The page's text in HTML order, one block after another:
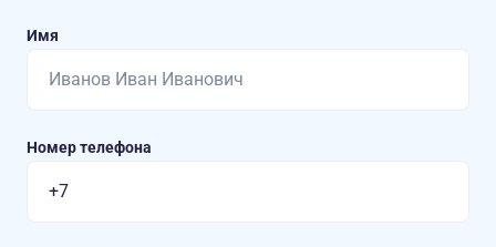
Имя
Номер телефона